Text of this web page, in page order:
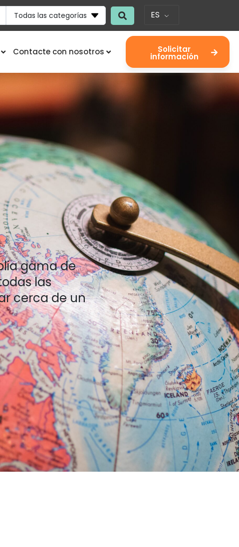
Todas las categorías ES
Contacte con nosotros Solicitar
información
gama de
las
cerca de un